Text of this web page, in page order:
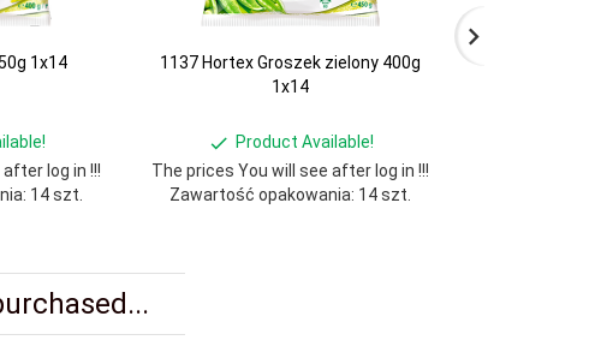
1x14
log in !!!
14 szt.
1137 Hortex Groszek zielony 400g
1x14
Product Available!
The prices You will see after log in !!!
Zawartość opakowania: 14 szt.